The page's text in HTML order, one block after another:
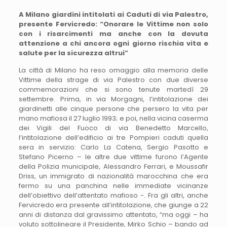
A Milano giardini intitolati ai Caduti di via Palestro,
presente Fervicredo: “Onorare le Vittime non solo
con i risarcimenti ma anche con la dovuta
attenzione a chi ancora ogni giorno rischia vita e
salute per la sicurezza altrui”
La città di Milano ha reso omaggio alla memoria delle
Vittime della strage di via Palestro con due diverse
commemorazioni che si sono tenute martedì 29
settembre. Prima, in via Morgagni, l’intitolazione dei
giardinetti alle cinque persone che persero la vita per
mano mafiosa il 27 luglio 1993; e poi, nella vicina caserma
dei Vigili del Fuoco di via Benedetto Marcello,
l’intitolazione dell’edificio ai tre Pompieri caduti quella
sera in servizio: Carlo La Catena, Sergio Pasotto e
Stefano Picerno – le altre due vittime furono l’Agente
della Polizia municipale, Alessandro Ferrari, e Moussafir
Driss, un immigrato di nazionalità marocchina che era
fermo su una panchina nelle immediate vicinanze
dell’obiettivo dell’attentato mafioso -. Fra gli altri, anche
Fervicredo era presente all’intitolazione, che giunge a 22
anni di distanza dal gravissimo attentato, “ma oggi – ha
voluto sottolineare il Presidente, Mirko Schio – bando ad